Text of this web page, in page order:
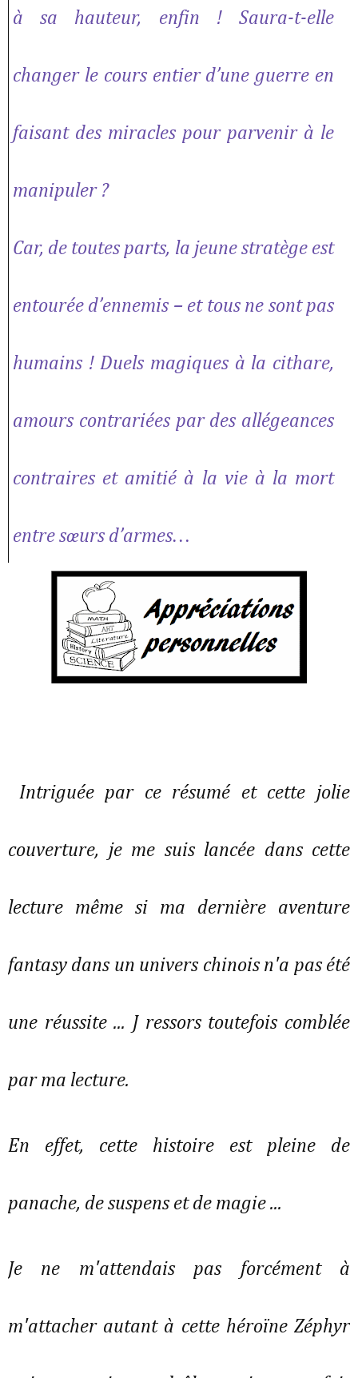
à sa hauteur, enfin ! Saura-t-elle
changer le cours entier d’une guerre en
faisant des miracles pour parvenir à le
manipuler ?
Car, de toutes parts, la jeune stratège est
entourée d’ennemis – et tous ne sont pas
humains ! Duels magiques à la cithare,
amours contrariées par des allégeances
contraires et amitié à la vie à la mort
entre sœurs d’armes…
Intriguée par ce résumé et cette jolie
couverture, je me suis lancée dans cette
lecture même si ma dernière aventure
fantasy dans un univers chinois n'a pas été
une réussite ... J ressors toutefois comblée
par ma lecture.
En effet, cette histoire est pleine de
panache, de suspens et de magie ...
Je ne m'attendais pas forcément à
m'attacher autant à cette héroïne Zéphyr